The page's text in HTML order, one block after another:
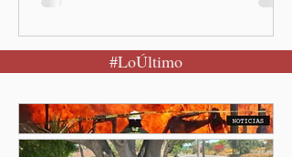
Puebla, Pue.-Cuando una
mujer encuentra un lugar
también recupera la
esperanza de vivir sin
miedo. Con esa visión, el
#LoÚltimo